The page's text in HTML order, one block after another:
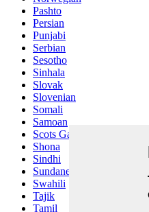
Pashto
Persian
Punjabi
Serbian
Sesotho
Sinhala
Slovak
Slovenian
Somali
Samoan
Scots Gaelic
Shona
Sindhi
Sundanese
Swahili
Tajik
Tamil